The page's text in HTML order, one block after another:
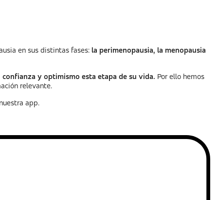
en sus distintas fases: la perimenopausia, la menopausia
confianza y optimismo esta etapa de su vida. Por ello hemos
relevante.
app.